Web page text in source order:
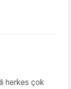
herkes çok